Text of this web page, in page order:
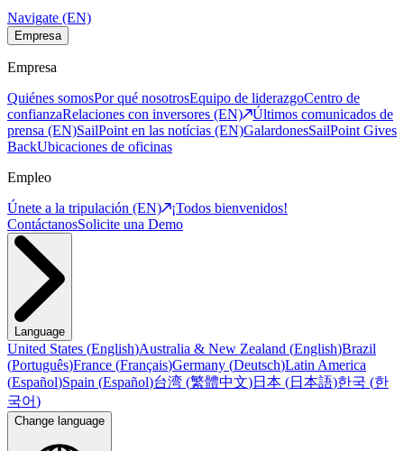
Navigate (EN)
Empresa
Empresa
Quiénes somosPor qué nosotrosEquipo de liderazgoCentro de
confianzaRelaciones con inversores (EN)
Últimos comunicados de
prensa (EN)SailPoint en las notícias (EN)GalardonesSailPoint Gives
BackUbicaciones de oficinas
Empleo
Únete a la tripulación (EN)
¡Todos bienvenidos!
ContáctanosSolicite una Demo
Language
United States (English)Australia & New Zealand (English)Brazil
(Português)France (Français)Germany (Deutsch)Latin America
(Español)Spain (Español)台湾 (繁體中文)日本 (日本語)한국 (한
국어)
Change language